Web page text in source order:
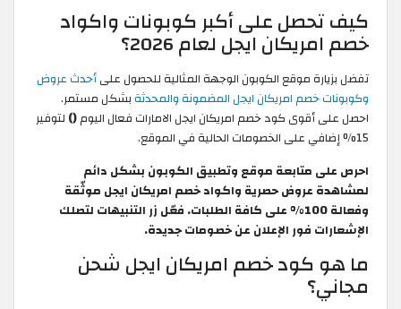
كيف تحصل على أكبر كوبونات واكواد
خصم امريكان ايجل لعام 2026؟
تفضل بزيارة موقع الكوبون الوجهة المثالية للحصول علىأحدث عروض
وكوبونات خصم امريكان ايجل المضمونة والمحدثةبشكل مستمر.
احصل على أقوى كود خصم امريكان ايجل الامارات فعال اليوم() لتوفير
15% إضافي على الخصومات الحالية في الموقع.
احرص على متابعة موقع وتطبيق الكوبون بشكل دائم
لمشاهدة عروض حصرية واكواد خصم امريكان ايجل موثّقة
وفعالة 100% على كافة الطلبات. فعّل زر التنبيهات لتصلك
الإشعارات فور الإعلان عن خصومات جديدة.
ما هو كود خصم امريكان ايجل شحن
مجاني؟